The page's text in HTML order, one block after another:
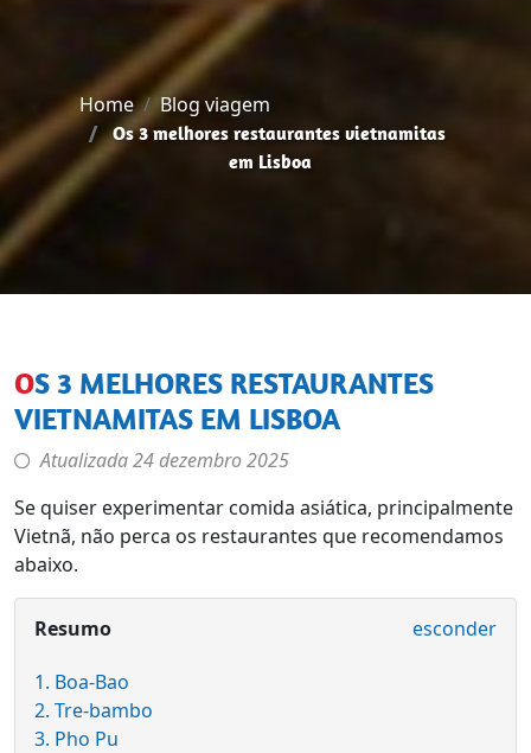
Home Blog viagem
Os 3 melhores restaurantes vietnamitas
em Lisboa
OS 3 MELHORES RESTAURANTES
VIETNAMITAS EM LISBOA
Atualizada24 dezembro 2025
Se quiser experimentar comida asiática, principalmente
Vietnã, não perca os restaurantes que recomendamos
abaixo.
Resumo esconder
1. Boa-Bao
2. Tre-bambo
3. Pho Pu